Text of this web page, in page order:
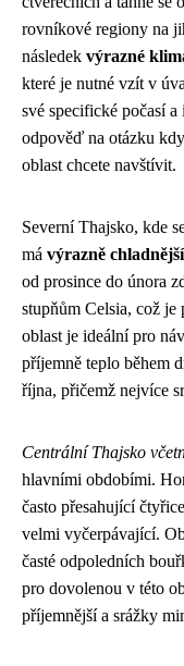
rovníkové regiony na
následek výrazné
které je nutné vzít v
své specifické počasí
odpověď na otázku
oblast chcete navštívit.
Severní Thajsko, kde
má výrazně
od prosince do února
stupňům Celsia, což
oblast je ideální pro
příjemně teplo během
října, přičemž nejvíce
Centrální Thajsko
hlavními obdobími.
často přesahující
velmi vyčerpávající.
časté odpoledních
pro dovolenou v této
příjemnější a srážky